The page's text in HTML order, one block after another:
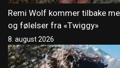
Remi Wolf kommer tilbake
og følelser fra «Twiggy»
8. august 2026